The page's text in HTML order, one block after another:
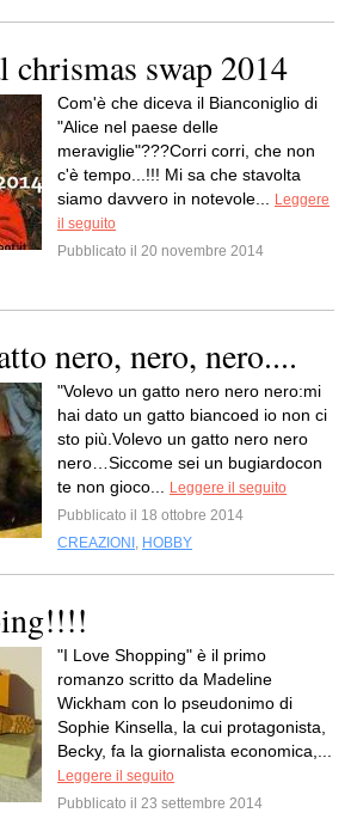
chrismas swap 2014
Com'è che diceva il Bianconiglio di
"Alice nel paese delle
meraviglie"???Corri corri, che non
c'è tempo...!!! Mi sa che stavolta
siamo davvero in notevole...
Leggere
il seguito
Pubblicato il 20 novembre 2014
nero, nero, nero....
"Volevo un gatto nero nero nero:mi
hai dato un gatto biancoed io non ci
sto più.Volevo un gatto nero nero
nero…Siccome sei un bugiardocon
te non gioco...
Leggere il seguito
Pubblicato il 18 ottobre 2014
CREAZIONI , HOBBY
"I Love Shopping" è il primo
romanzo scritto da Madeline
Wickham con lo pseudonimo di
Sophie Kinsella, la cui protagonista,
Becky, fa la giornalista economica,...
Leggere il seguito
Pubblicato il 23 settembre 2014